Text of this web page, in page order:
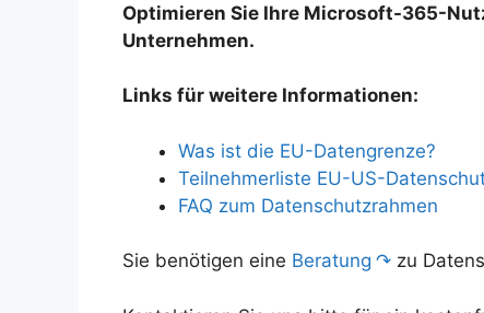
Optimieren Sie Ihre Microsoft-365-
Unternehmen.
Links für weitere Informationen:
Was ist die EU-Datengrenze?
Teilnehmerliste EU-US-
FAQ zum Datenschutzrahmen
Sie benötigen eine Beratung zu